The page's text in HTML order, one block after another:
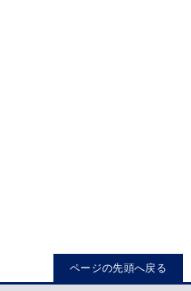
ページの先頭へ戻る